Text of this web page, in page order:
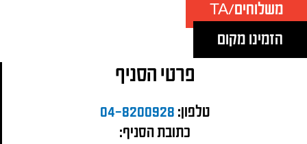
משלוחים/TA
הזמינו מקום
פרטי הסניף
טלפון: 04-8200928
כתובת הסניף: